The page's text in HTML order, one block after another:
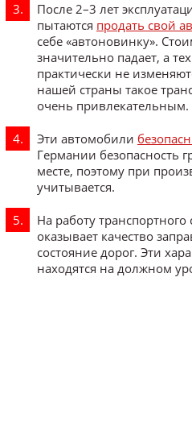
После 2–3 лет
пытаются продать свой
себе «автоновинку».
значительно падает, а
практически не
нашей страны такое
очень привлекательным.
Эти автомобили
Германии безопасность
месте, поэтому при
учитывается.
На работу
оказывает качество
состояние дорог. Эти
находятся на должном